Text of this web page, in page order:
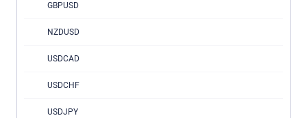
GBPUSD
NZDUSD
USDCAD
USDCHF
USDJPY